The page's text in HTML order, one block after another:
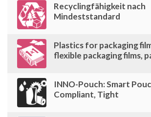
Recyclingfähigkeit nach
Mindeststandard
Plastics for packaging
flexible packaging films,
INNO-Pouch: Smart
Compliant, Tight